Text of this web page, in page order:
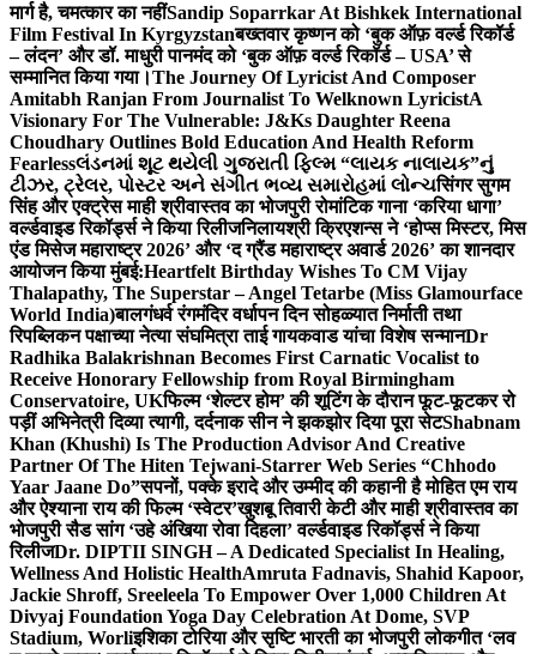
मार्ग है, चमत्कार का नहींSandip Soparrkar At Bishkek International
Film Festival In Kyrgyzstanबख्तवार कृष्णन को ‘बुक ऑफ़ वर्ल्ड रिकॉर्ड
– लंदन’ और डॉ. माधुरी पानमंद को ‘बुक ऑफ़ वर्ल्ड रिकॉर्ड – USA’ से
सम्मानित किया गया।The Journey Of Lyricist And Composer
Amitabh Ranjan From Journalist To Welknown LyricistA
Visionary For The Vulnerable: J&Ks Daughter Reena
Choudhary Outlines Bold Education And Health Reform
Fearlessલંડનમાં શૂટ થયેલી ગુજરાતી ફિલ્મ “લાયક નાલાયક”નું
ટીઝર, ટ્રેલર, પોસ્ટર અને સંગીત ભવ્ય સમારોહમાં લોન્ચसिंगर सुगम
सिंह और एक्ट्रेस माही श्रीवास्तव का भोजपुरी रोमांटिक गाना ‘करिया धागा’
वर्ल्डवाइड रिकॉर्ड्स ने किया रिलीजनिलायश्री क्रिएशन्स ने ‘होप्स मिस्टर, मिस
एंड मिसेज महाराष्ट्र 2026’ और ‘द ग्रैंड महाराष्ट्र अवार्ड 2026’ का शानदार
आयोजन किया मुंबई:Heartfelt Birthday Wishes To CM Vijay
Thalapathy, The Superstar – Angel Tetarbe (Miss Glamourface
World India)बालगंधर्व रंगमंदिर वर्धापन दिन सोहळ्यात निर्माती तथा
रिपब्लिकन पक्षाच्या नेत्या संघमित्रा ताई गायकवाड यांचा विशेष सन्मानDr
Radhika Balakrishnan Becomes First Carnatic Vocalist to
Receive Honorary Fellowship from Royal Birmingham
Conservatoire, UKफिल्म ‘शेल्टर होम’ की शूटिंग के दौरान फूट-फूटकर रो
पड़ीं अभिनेत्री दिव्या त्यागी, दर्दनाक सीन ने झकझोर दिया पूरा सेटShabnam
Khan (Khushi) Is The Production Advisor And Creative
Partner Of The Hiten Tejwani-Starrer Web Series “Chhodo
Yaar Jaane Do”सपनों, पक्के इरादे और उम्मीद की कहानी है मोहित एम राय
और ऐश्याना राय की फिल्म ‘स्वेटर’खुशबू तिवारी केटी और माही श्रीवास्तव का
भोजपुरी सैड सांग ‘उहे अंखिया रोवा दिहला’ वर्ल्डवाइड रिकॉर्ड्स ने किया
रिलीजDr. DIPTII SINGH – A Dedicated Specialist In Healing,
Wellness And Holistic HealthAmruta Fadnavis, Shahid Kapoor,
Jackie Shroff, Sreeleela To Empower Over 1,000 Children At
Divyaj Foundation Yoga Day Celebration At Dome, SVP
Stadium, Worliइशिका टोरिया और सृष्टि भारती का भोजपुरी लोकगीत ‘लव